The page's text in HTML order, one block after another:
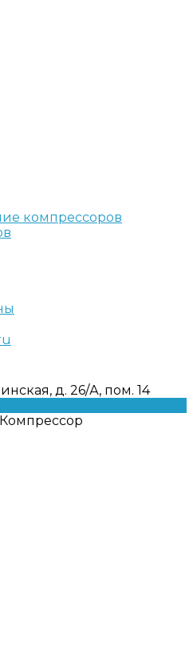
компрессоров
д. 26/А, пом. 14